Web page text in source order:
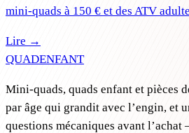
mini-quads à 150 € et des ATV
Lire →
QUADENFANT
Mini-quads, quads enfant et pièces
par âge qui grandit avec l’engin, et
questions mécaniques avant l’achat